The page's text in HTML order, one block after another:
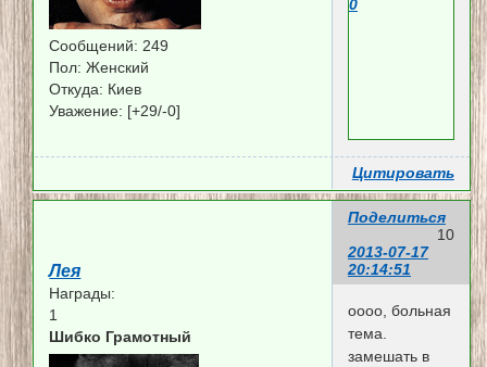
Сообщений: 249
Пол: Женский
Откуда: Киев
Уважение: [+29/-0]
0
Цитировать
Поделиться
10
2013-07-17
20:14:51
Лея
Награды:
1
Шибко Грамотный
оооо, больная
тема.
замешать в